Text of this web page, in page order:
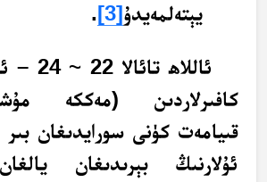
يېتەلمەيدۇ[3]
.
ئاللاھ
كافىرلاردىن (مەككە
قىيامەت كۈنى سورايدىغان بىر
ئۇلارنىڭ بېرىدىغان